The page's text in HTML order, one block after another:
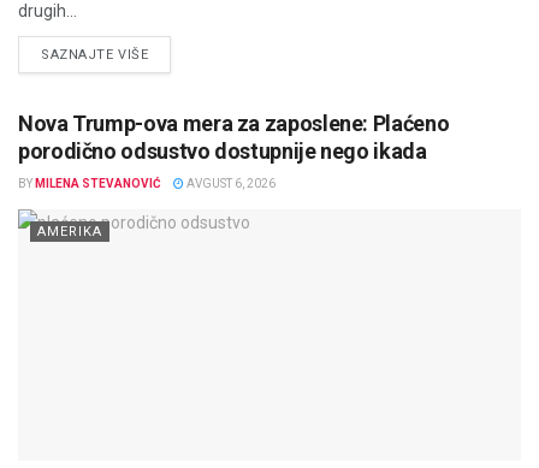
drugih...
SAZNAJTE VIŠEDETAILS
Nova Trump-ova mera za zaposlene: Plaćeno
porodično odsustvo dostupnije nego ikada
BY MILENA STEVANOVIĆ AVGUST 6, 2026
AMERIKA